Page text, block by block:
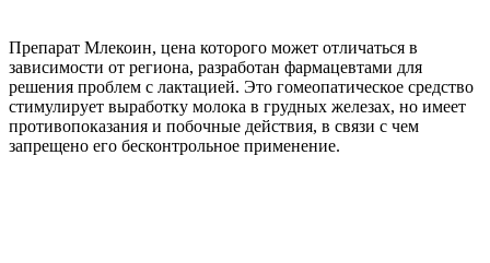
Препарат Млекоин, цена которого может отличаться в
зависимости от региона, разработан фармацевтами для
решения проблем с лактацией. Это гомеопатическое средство
стимулирует выработку молока в грудных железах, но имеет
противопоказания и побочные действия, в связи с чем
запрещено его бесконтрольное применение.